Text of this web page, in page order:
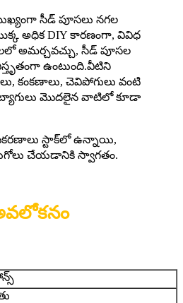
సీడ్ పూసలు నగల
అధిక DIY కారణంగా, వివిధ
అమర్చవచ్చు, సీడ్ పూసల
ఉంటుంది.వీటిని
కంకణాలు, చెవిపోగులు వంటి
బ్యాగులు మొదలైన వాటిలో కూడా
స్టాక్‌లో ఉన్నాయి,
చేయడానికి స్వాగతం.